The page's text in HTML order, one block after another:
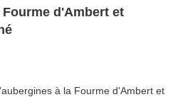
d'Ambert et